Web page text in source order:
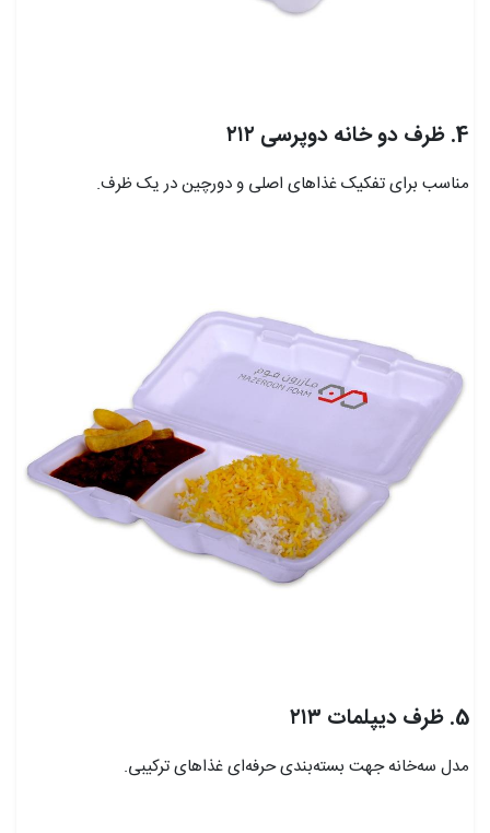
4. ظرف دو خانه دوپرسی ۲۱۲
مناسب برای تفکیک غذاهای اصلی و دورچین در یک ظرف.
5. ظرف دیپلمات ۲۱۳
مدل سه‌خانه جهت بسته‌بندی حرفه‌ای غذاهای ترکیبی.